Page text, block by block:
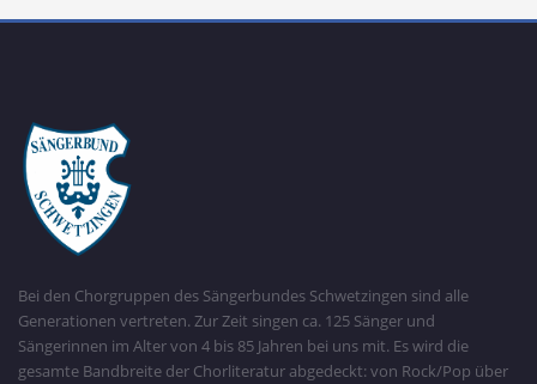
Bei den Chorgruppen des Sängerbundes Schwetzingen sind alle
Generationen vertreten. Zur Zeit singen ca. 125 Sänger und
Sängerinnen im Alter von 4 bis 85 Jahren bei uns mit. Es wird die
gesamte Bandbreite der Chorliteratur abgedeckt: von Rock/Pop über